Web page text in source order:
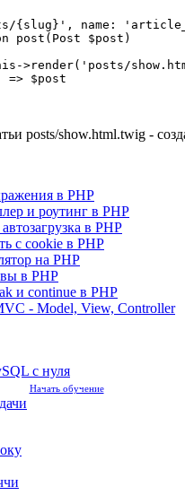
{slug}', name:
post(Post $post)
>render('posts/
=> $post
posts/show.html.twig -
в PHP
и роутинг в PHP
в PHP
с cookie в PHP
на PHP
в PHP
и continue в PHP
- Model, View, Controller
с нуля
Начать обучение